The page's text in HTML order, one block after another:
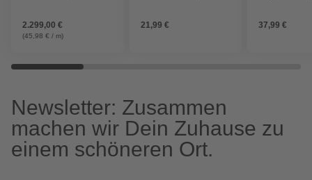
2.299,00 €
(45,98 € / m)
21,99 € 37,99 €
Newsletter: Zusammen
machen wir Dein Zuhause zu
einem schöneren Ort.